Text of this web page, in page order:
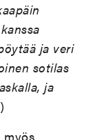
ja veri
sotilas
ja